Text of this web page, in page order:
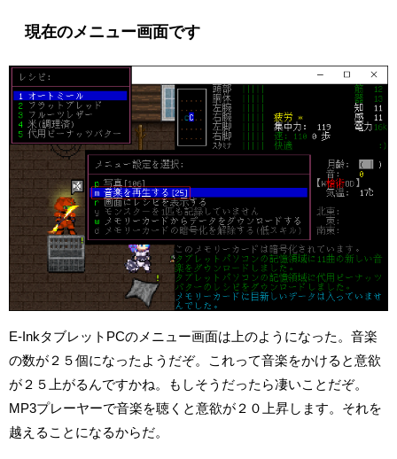
現在のメニュー画面です
E-InkタブレットPCのメニュー画面は上のようになった。音楽
の数が２５個になったようだぞ。これって音楽をかけると意欲
が２５上がるんですかね。もしそうだったら凄いことだぞ。
MP3プレーヤーで音楽を聴くと意欲が２０上昇します。それを
越えることになるからだ。